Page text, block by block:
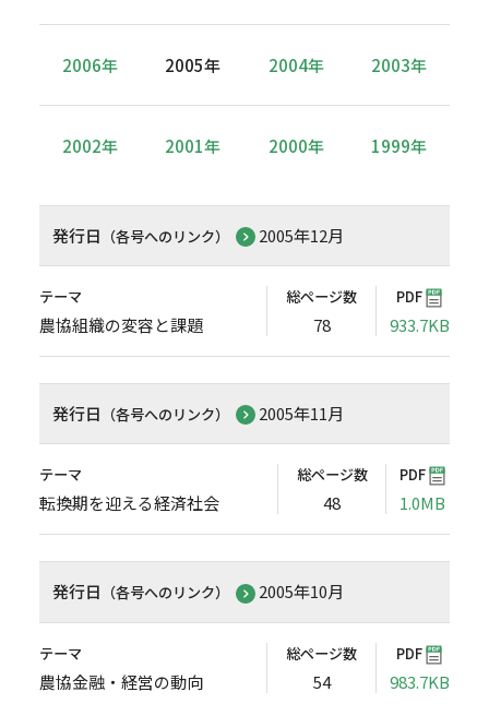
2006年 2005年 2004年 2003年
2002年 2001年 2000年 1999年
発行日 （各号へのリンク） 2005年12月
テーマ
農協組織の変容と課題
総ページ数
78
PDF
933.7KB
発行日 （各号へのリンク） 2005年11月
テーマ
転換期を迎える経済社会
総ページ数
48
PDF
1.0MB
発行日 （各号へのリンク） 2005年10月
テーマ
農協金融・経営の動向
総ページ数
54
PDF
983.7KB